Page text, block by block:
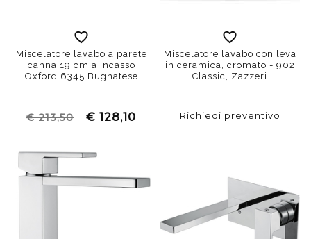
Miscelatore lavabo a parete
canna 19 cm a incasso
Oxford 6345 Bugnatese
€ 213,50 € 128,10
Miscelatore lavabo con leva
in ceramica, cromato - 902
Classic, Zazzeri
Richiedi preventivo